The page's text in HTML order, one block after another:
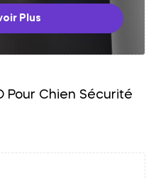
Plus
Pour Chien Sécurité